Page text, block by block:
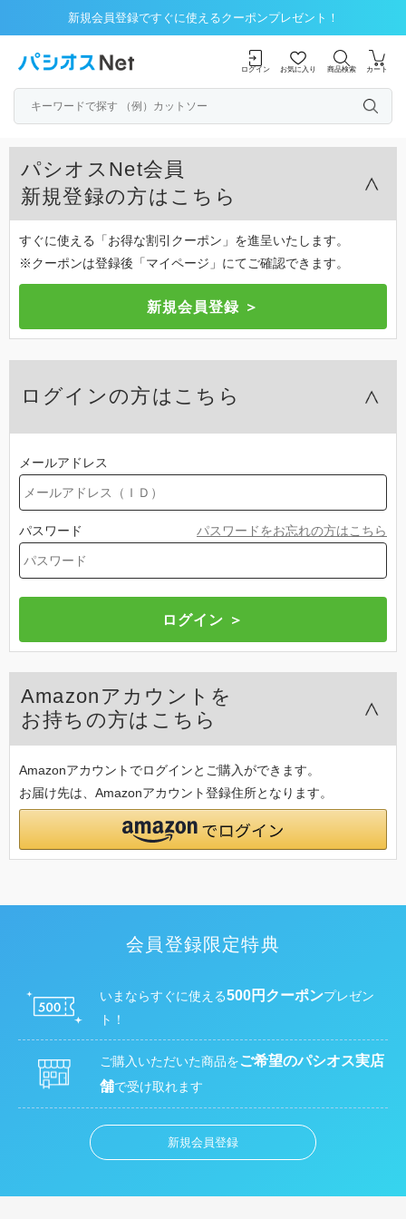
新規会員登録ですぐに使えるクーポンプレゼント！
ログイン お気に入り 商品検索 カート
パシオスNet会員
新規登録の方はこちら
すぐに使える「お得な割引クーポン」を進呈いたします。
※クーポンは登録後「マイページ」にてご確認できます。
ログインの方はこちら
メールアドレス
パスワード パスワードをお忘れの方はこちら
Amazonアカウントを
お持ちの方はこちら
Amazonアカウントでログインとご購入ができます。
お届け先は、Amazonアカウント登録住所となります。
会員登録限定特典
いまならすぐに使える500円クーポンプレゼン
ト！
ご購入いただいた商品をご希望のパシオス実店
舗で受け取れます
新規会員登録